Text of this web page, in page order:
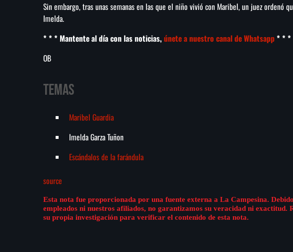
Sin embargo, tras unas semanas en las que el niño vivió con Maribel, un juez ordenó
Imelda.
* * * Mantente al día con las noticias,únete a nuestro canal de Whatsapp* * *
OB
Temas
Maribel Guardia
Imelda Garza Tuñon
Escándalos de la farándula
source
Esta nota fue proporcionada por una fuente externa a La Campesina.
empleados ni nuestros afiliados, no garantizamos su veracidad ni exactitud.
su propia investigación para verificar el contenido de esta nota.